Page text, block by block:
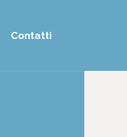
Contatti